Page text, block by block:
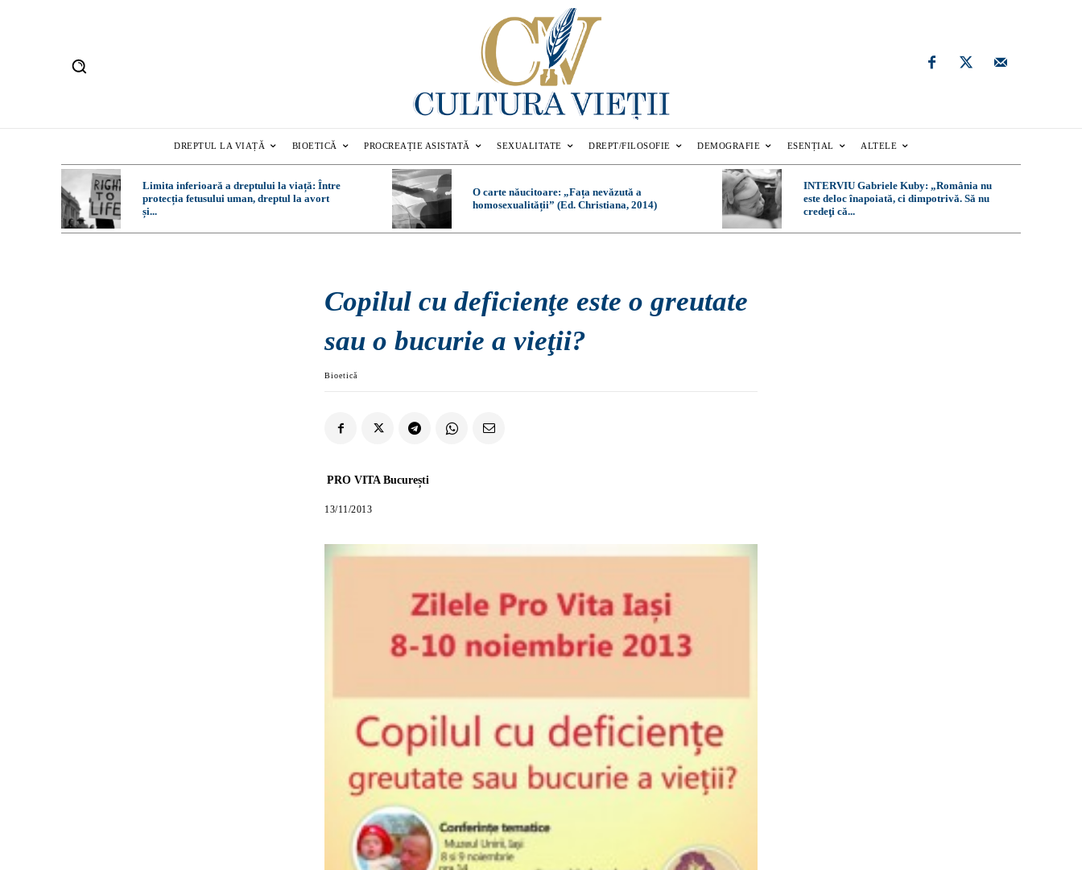
DREPTUL LA VIAȚĂ BIOETICĂ PROCREAȚIE ASISTATĂ SEXUALITATE DREPT/FILOSOFIE DEMOGRAFIE ESENȚIAL ALTELE
Limita inferioară a dreptului la viață: Între
protecția fetusului uman, dreptul la avort
și...
O carte năucitoare: „Fața nevăzută a
homosexualității” (Ed. Christiana, 2014)
INTERVIU Gabriele Kuby: „România nu
este deloc înapoiată, ci dimpotrivă. Să nu
credeţi că...
Copilul cu deficienţe este o greutate
sau o bucurie a vieţii?
Bioetică
PRO VITA București
13/11/2013